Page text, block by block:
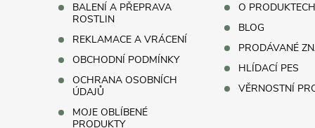
BALENÍ A PŘEPRAVA
ROSTLIN
REKLAMACE A VRÁCENÍ
OBCHODNÍ PODMÍNKY
OCHRANA OSOBNÍCH
ÚDAJŮ
MOJE OBLÍBENÉ
PRODUKTY
O PRODUKTECH
BLOG
PRODÁVANÉ
HLÍDACÍ PES
VĚRNOSTNÍ